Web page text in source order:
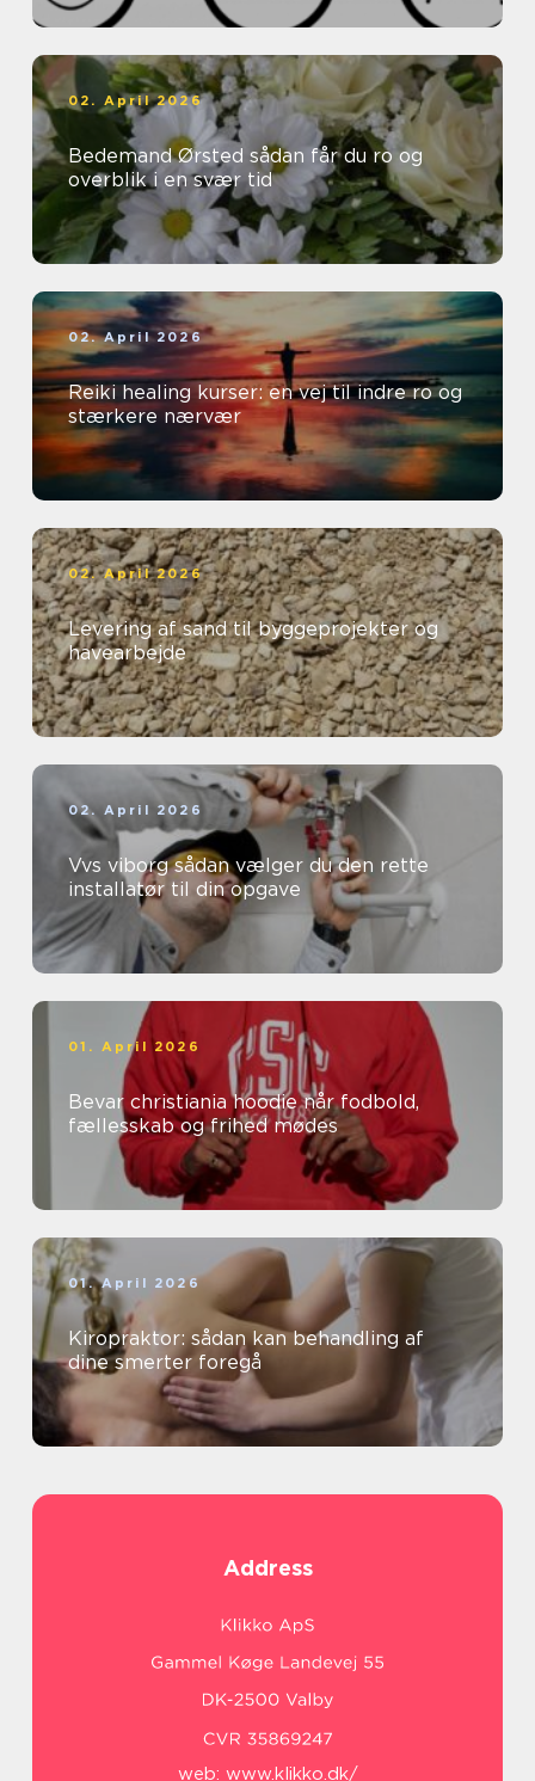
02. April 2026
Bedemand Ørsted sådan får du ro og
overblik i en svær tid
02. April 2026
Reiki healing kurser: en vej til indre ro og
stærkere nærvær
02. April 2026
Levering af sand til byggeprojekter og
havearbejde
02. April 2026
Vvs viborg sådan vælger du den rette
installatør til din opgave
01. April 2026
Bevar christiania hoodie når fodbold,
fællesskab og frihed mødes
01. April 2026
Kiropraktor: sådan kan behandling af
dine smerter foregå
Address
web: www.klikko.dk/